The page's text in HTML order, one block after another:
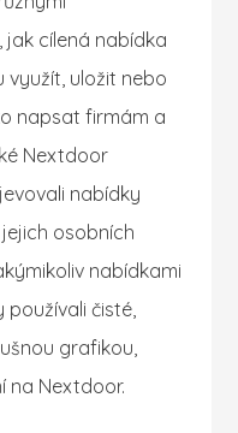
jak cílená nabídka
využít, uložit nebo
napsat firmám a
Nextdoor
nabídky
osobních
nabídkami
používali čisté,
grafikou,
na Nextdoor.